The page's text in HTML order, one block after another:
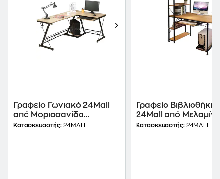
Γραφείο Γωνιακό 24Mall
από Μοριοσανίδα
120x48cm - Μπεζ/Μαύρο
Κατασκευαστής: 24MALL
Γραφείο Βιβλιοθήκη
24Mall από Μελαμίνη
100x40cm - Φυσικό/
Κατασκευαστής: 24MALL